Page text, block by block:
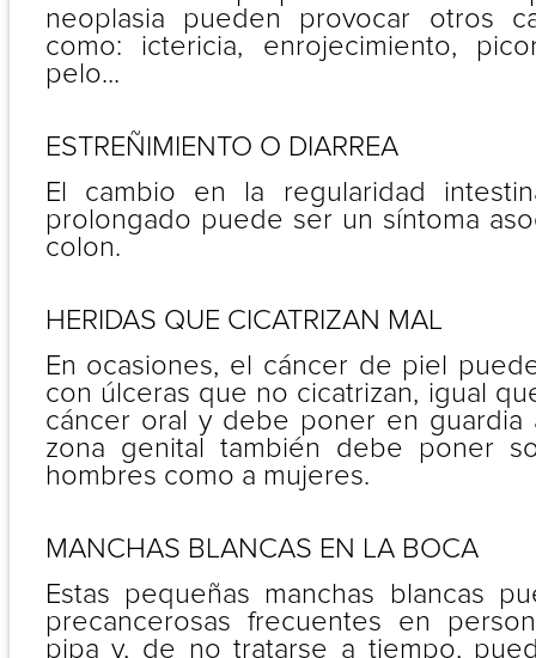
neoplasia pueden provocar otros
como: ictericia, enrojecimiento,
pelo...
ESTREÑIMIENTO O DIARREA
El cambio en la regularidad
prolongado puede ser un síntoma
colon.
HERIDAS QUE CICATRIZAN MAL
En ocasiones, el cáncer de piel
con úlceras que no cicatrizan, igual
cáncer oral y debe poner en guardia
zona genital también debe poner
hombres como a mujeres.
MANCHAS BLANCAS EN LA BOCA
Estas pequeñas manchas blancas
precancerosas frecuentes en
pipa y, de no tratarse a tiempo,